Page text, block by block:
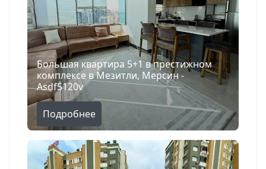
Большая квартира 5+1 в престижном
комплексе в Мезитли, Мерсин -
Asdf5120v
Подробнее